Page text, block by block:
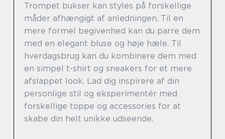
Trompet bukser kan styles på forskellige
måder afhængigt af anledningen. Til en
mere formel begivenhed kan du parre dem
med en elegant bluse og høje hæle. Til
hverdagsbrug kan du kombinere dem med
en simpel t-shirt og sneakers for et mere
afslappet look. Lad dig inspirere af din
personlige stil og eksperimentér med
forskellige toppe og accessories for at
skabe din helt unikke udseende.